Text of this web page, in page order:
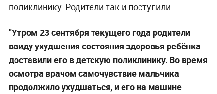
поликлинику. Родители так и поступили.
"Утром 23 сентября текущего года родители
ввиду ухудшения состояния здоровья ребёнка
доставили его в детскую поликлинику. Во время
осмотра врачом самочувствие мальчика
продолжило ухудшаться, и его на машине